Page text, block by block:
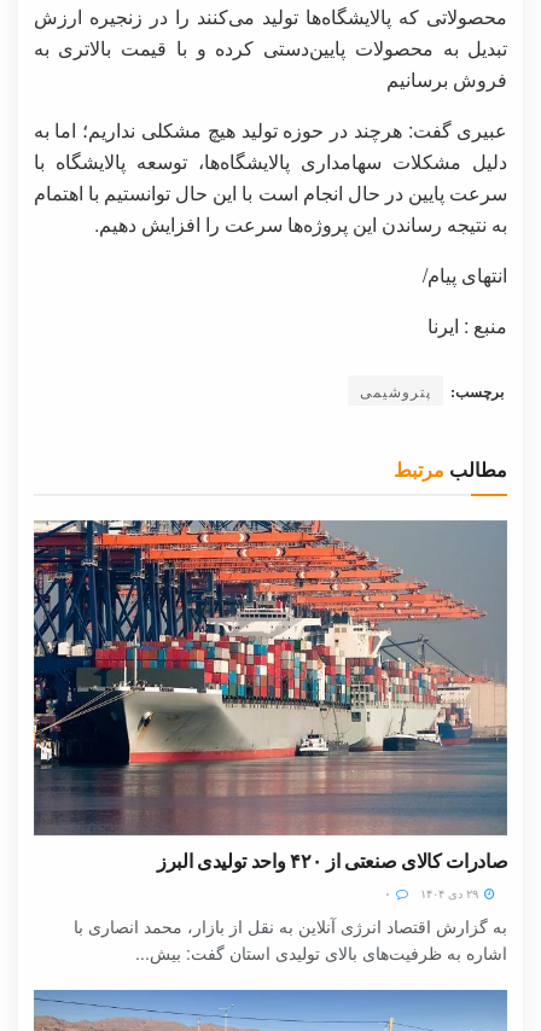
محصولاتی که پالایشگاه‌ها تولید می‌کنند را در زنجیره ارزش
تبدیل به محصولات پایین‌دستی کرده و با قیمت بالاتری به
فروش برسانیم
عبیری گفت: هرچند در حوزه تولید هیچ مشکلی نداریم؛ اما به
دلیل مشکلات سهامداری پالایشگاه‌ها، توسعه پالایشگاه با
سرعت پایین در حال انجام است با این حال توانستیم با اهتمام
به نتیجه رساندن این پروژه‌ها سرعت را افزایش دهیم.
انتهای پیام/
منبع : ایرنا
برچسب: پتروشیمی
مطالب مرتبط
صادرات کالای صنعتی از ۴۲۰ واحد تولیدی البرز
به گزارش اقتصاد انرژی آنلاین به نقل از بازار، محمد انصاری با
اشاره به ظرفیت‌های بالای تولیدی استان گفت: بیش...